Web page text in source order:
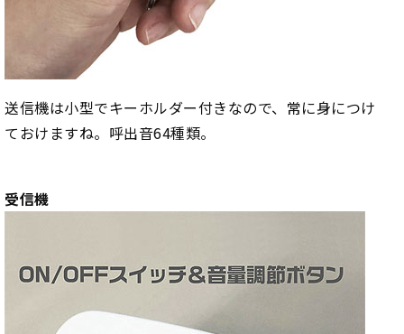
送信機は小型でキーホルダー付きなので、常に身につけ
ておけますね。呼出音64種類。
受信機